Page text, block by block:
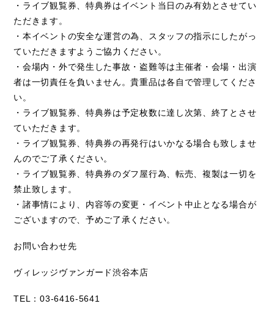
・ライブ観覧券、特典券はイベント当日のみ有効とさせてい
ただきます。
・本イベントの安全な運営の為、スタッフの指示にしたがっ
ていただきますようご協力ください。
・会場内・外で発生した事故・盗難等は主催者・会場・出演
者は一切責任を負いません。貴重品は各自で管理してくださ
い。
・ライブ観覧券、特典券は予定枚数に達し次第、終了とさせ
ていただきます。
・ライブ観覧券、特典券の再発行はいかなる場合も致しませ
んのでご了承ください。
・ライブ観覧券、特典券のダフ屋行為、転売、複製は一切を
禁止致します。
・諸事情により、内容等の変更・イベント中止となる場合が
ございますので、予めご了承ください。
お問い合わせ先
ヴィレッジヴァンガード渋谷本店
TEL：03-6416-5641